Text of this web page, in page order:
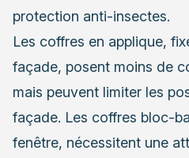
protection anti-insectes.
Les coffres en applique,
façade, posent moins de
mais peuvent limiter les
façade. Les coffres bloc-
fenêtre, nécessitent une